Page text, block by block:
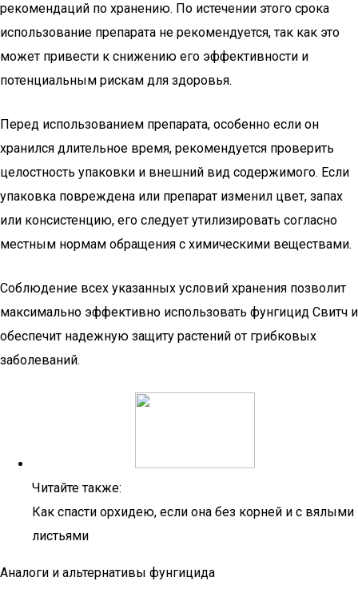
рекомендаций по хранению. По истечении этого срока
использование препарата не рекомендуется, так как это
может привести к снижению его эффективности и
потенциальным рискам для здоровья.
Перед использованием препарата, особенно если он
хранился длительное время, рекомендуется проверить
целостность упаковки и внешний вид содержимого. Если
упаковка повреждена или препарат изменил цвет, запах
или консистенцию, его следует утилизировать согласно
местным нормам обращения с химическими веществами.
Соблюдение всех указанных условий хранения позволит
максимально эффективно использовать фунгицид Свитч и
обеспечит надежную защиту растений от грибковых
заболеваний.
Читайте также:
Как спасти орхидею, если она без корней и с вялыми
листьями
Аналоги и альтернативы фунгицида